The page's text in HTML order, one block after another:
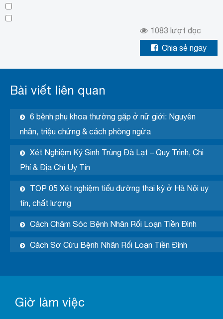
1083 lượt đọc
Chia sẻ ngay
Bài viết liên quan
6 bệnh phụ khoa thường gặp ở nữ giới: Nguyên
nhân, triệu chứng & cách phòng ngừa
Xét Nghiệm Ký Sinh Trùng Đà Lạt – Quy Trình, Chi
Phí & Địa Chỉ Uy Tín
TOP 05 Xét nghiệm tiểu đường thai kỳ ở Hà Nội uy
tín, chất lượng
Cách Chăm Sóc Bệnh Nhân Rối Loạn Tiền Đình
Cách Sơ Cứu Bệnh Nhân Rối Loạn Tiền Đình
Giờ làm việc